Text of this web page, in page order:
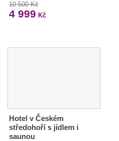
10 500 Kč
4 999 Kč
Hotel v Českém
středohoří s jídlem i
saunou